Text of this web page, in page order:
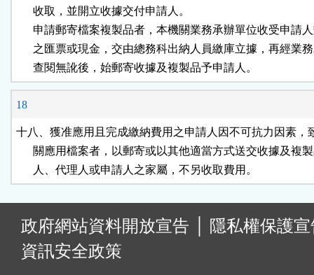
      收取，並開立收據交付申請人。
申請郵寄檔案複製品者，本機關業務承辦單位收受申請
之匯票或現金，交由總務科出納人員繳庫立據，再經業
      查閱無訛後，始郵寄收據及複製品予申請人。
18
十八、獲准應用且完成繳納費用之申請人因不可抗力因素，
關應用檔案者，以郵寄或以其他適當方式送交收據及複
      人、代理人或申請人之家屬，不另收取費用。
政府網站資料開放宣告
隱私權保護
資訊安全政策